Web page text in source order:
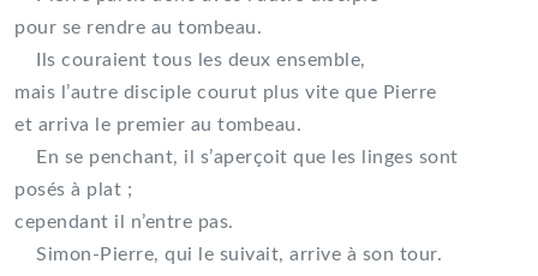
pour se rendre au tombeau.
Ils couraient tous les deux ensemble,
mais l’autre disciple courut plus vite que Pierre
et arriva le premier au tombeau.
En se penchant, il s’aperçoit que les linges sont
posés à plat ;
cependant il n’entre pas.
Simon-Pierre, qui le suivait, arrive à son tour.